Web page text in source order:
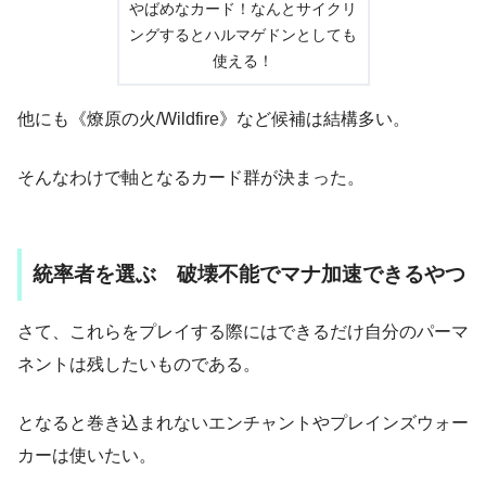
やばめなカード！なんとサイクリ
ングするとハルマゲドンとしても
使える！
他にも《燎原の火/Wildfire》など候補は結構多い。
そんなわけで軸となるカード群が決まった。
統率者を選ぶ 破壊不能でマナ加速できるやつ
さて、これらをプレイする際にはできるだけ自分のパーマ
ネントは残したいものである。
となると巻き込まれないエンチャントやプレインズウォー
カーは使いたい。